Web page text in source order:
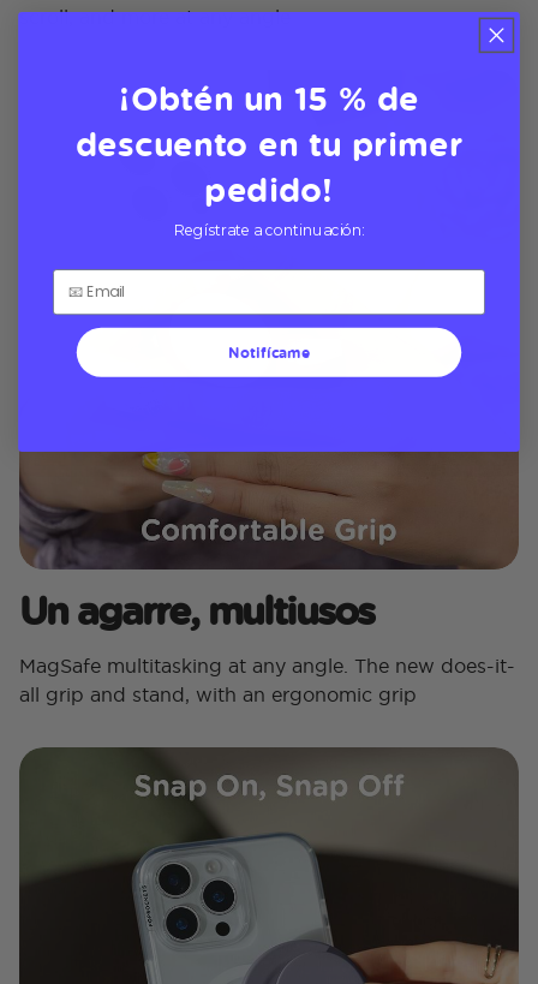
scroll, and more at any angle
Un agarre, multiusos
MagSafe multitasking at any angle. The new does-it-
all grip and stand, with an ergonomic grip
¡Obtén un 15 % de
descuento en tu primer
pedido!
Regístrate a continuación:
Notifícame